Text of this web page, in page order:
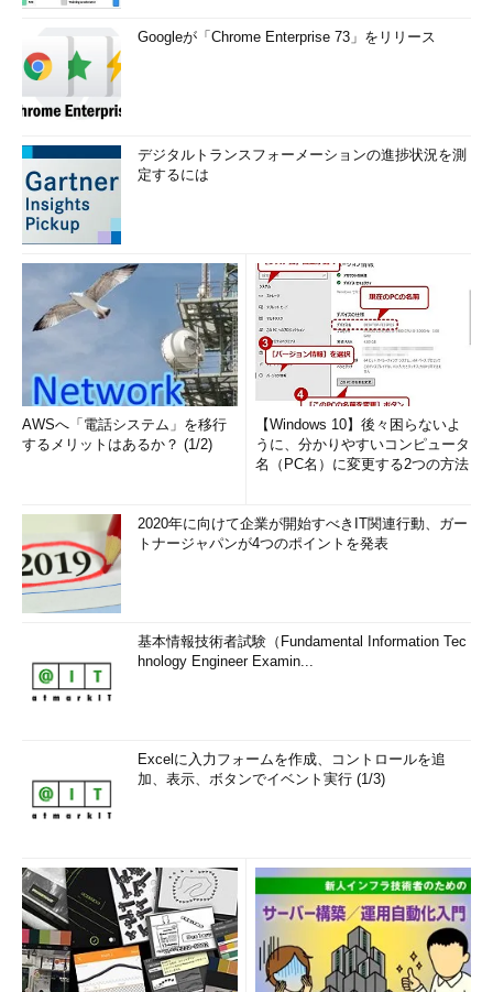
Googleが「Chrome Enterprise 73」をリリース
デジタルトランスフォーメーションの進捗状況を測
定するには
AWSへ「電話システム」を移行
するメリットはあるか？ (1/2)
【Windows 10】後々困らないよ
うに、分かりやすいコンピュータ
名（PC名）に変更する2つの方法
2020年に向けて企業が開始すべきIT関連行動、ガー
トナージャパンが4つのポイントを発表
基本情報技術者試験（Fundamental Information Tec
hnology Engineer Examin...
Excelに入力フォームを作成、コントロールを追
加、表示、ボタンでイベント実行 (1/3)